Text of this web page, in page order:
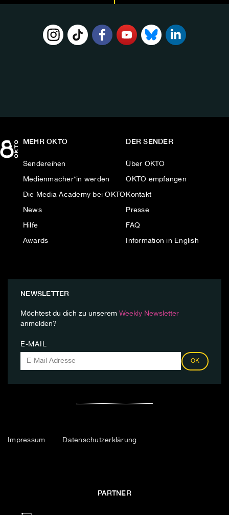
MEHR OKTO
Sendereihen
Medienmacher*in werden
Die Media Academy bei OKTO
News
Hilfe
Awards
DER SENDER
Über OKTO
OKTO empfangen
Kontakt
Presse
FAQ
Information in English
NEWSLETTER
Möchtest du dich zu unserem Weekly Newsletter
anmelden?
E-MAIL
OK
Impressum Datenschutzerklärung
PARTNER